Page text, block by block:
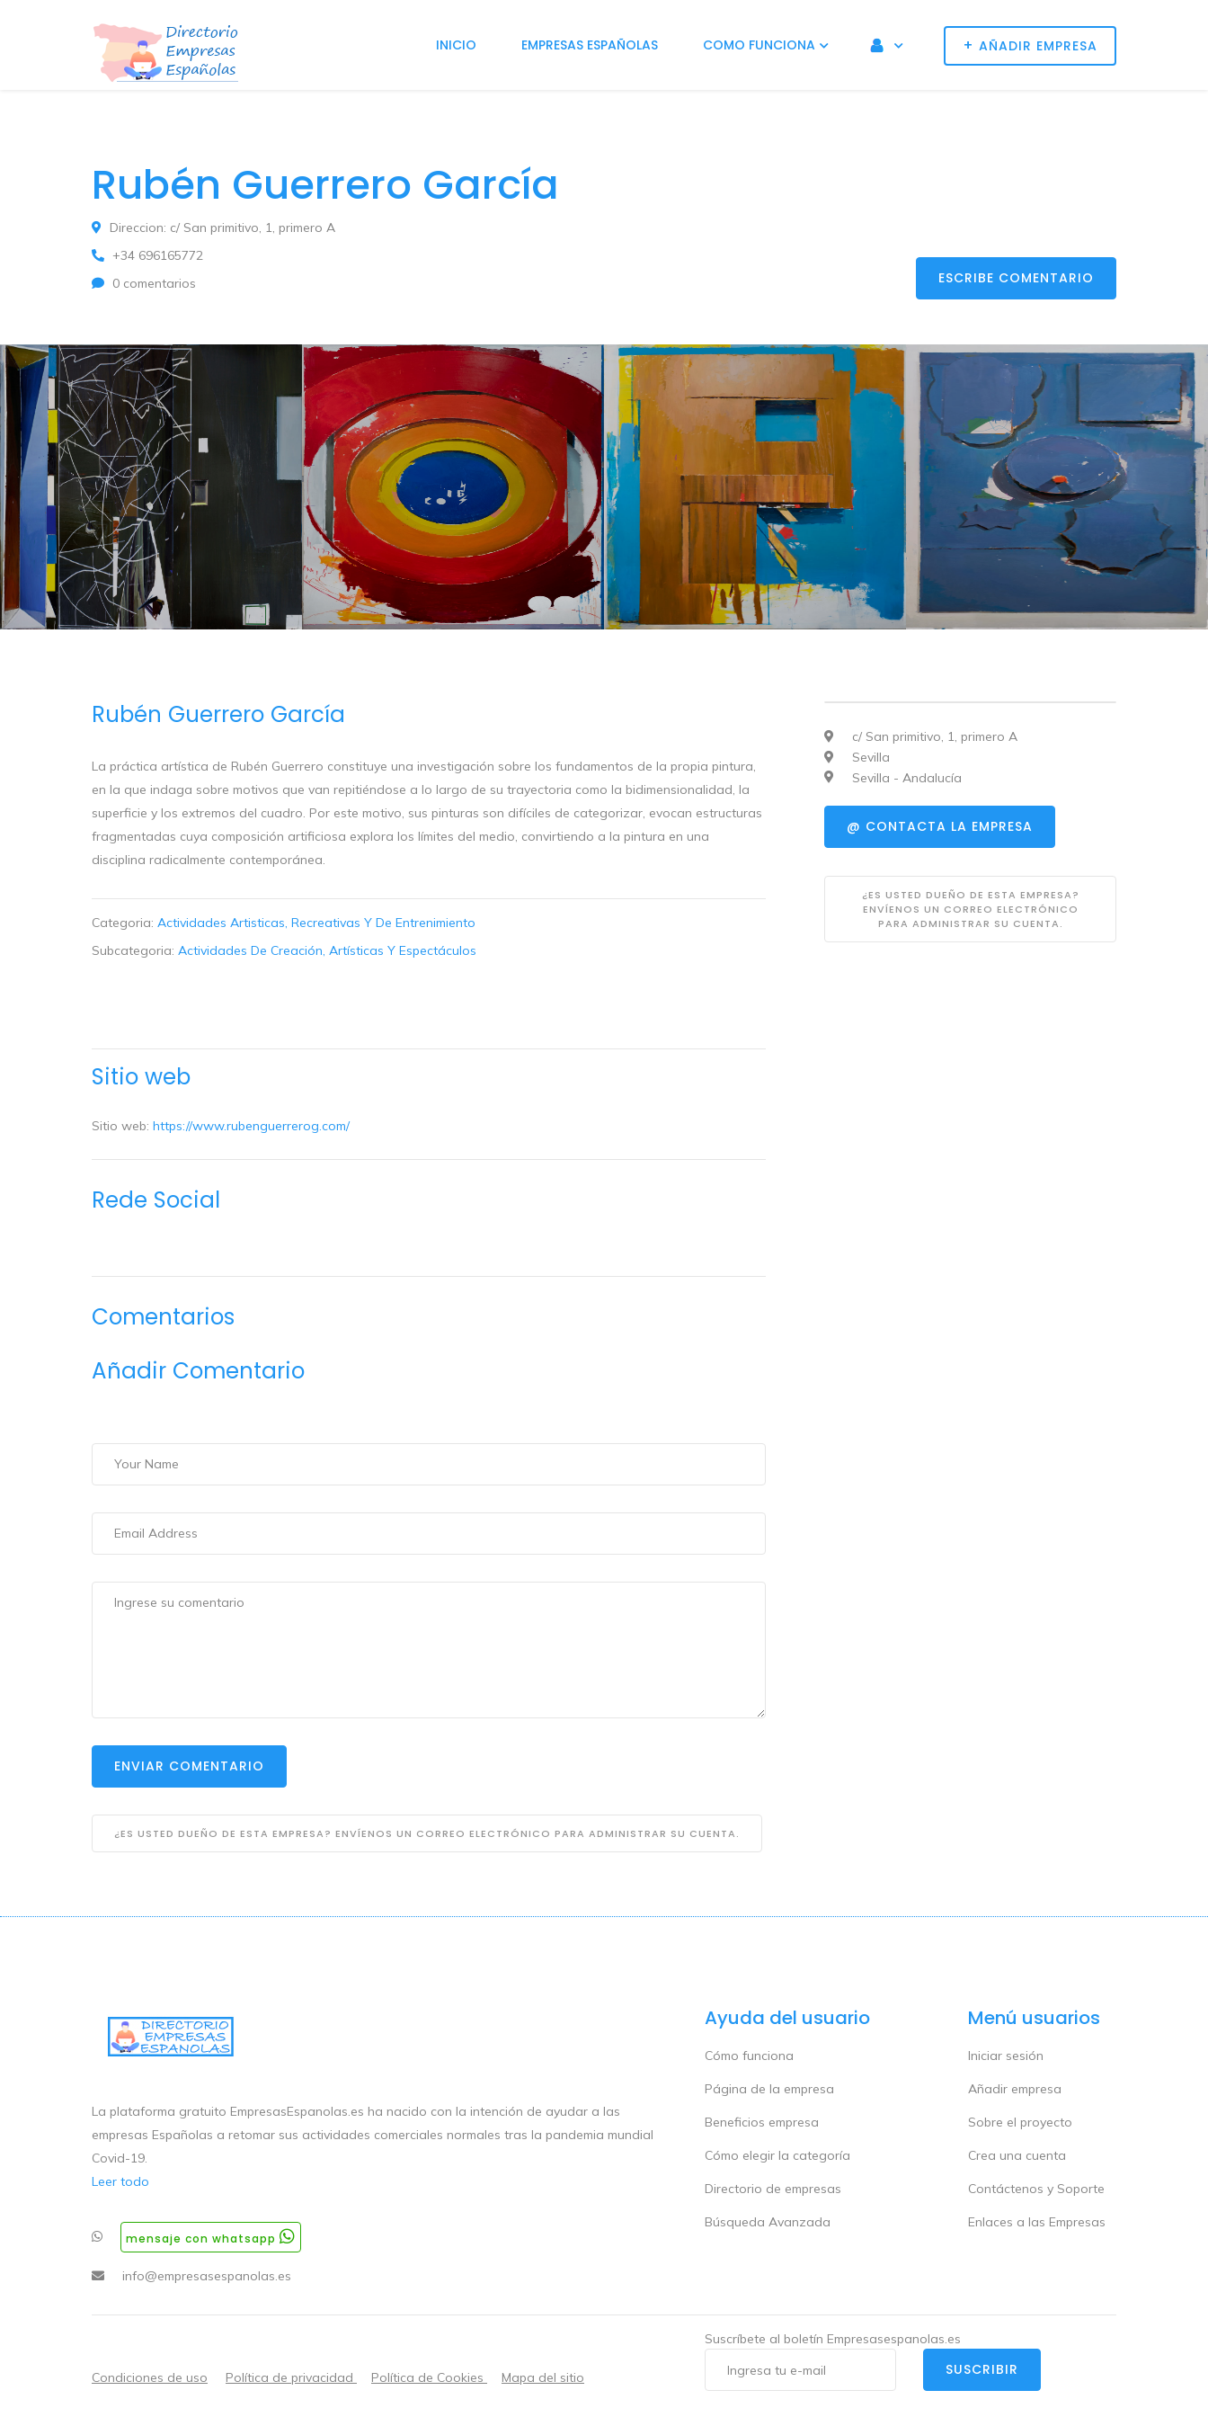
+ AÑADIR EMPRESA
INICIO EMPRESAS ESPAÑOLAS COMO FUNCIONA
Rubén Guerrero García
Direccion: c/ San primitivo, 1, primero A
+34 696165772
0 comentarios
ESCRIBE COMENTARIO
Rubén Guerrero García
La práctica artística de Rubén Guerrero constituye una investigación sobre los fundamentos de la propia pintura,
en la que indaga sobre motivos que van repitiéndose a lo largo de su trayectoria como la bidimensionalidad, la
superficie y los extremos del cuadro. Por este motivo, sus pinturas son difíciles de categorizar, evocan estructuras
fragmentadas cuya composición artificiosa explora los límites del medio, convirtiendo a la pintura en una
disciplina radicalmente contemporánea.
Categoria: Actividades Artisticas, Recreativas Y De Entrenimiento
Subcategoria: Actividades De Creación, Artísticas Y Espectáculos
Sitio web
Sitio web: https://www.rubenguerrerog.com/
Rede Social
Comentarios
Añadir Comentario
ENVIAR COMENTARIO
¿ES USTED DUEÑO DE ESTA EMPRESA? ENVÍENOS UN CORREO ELECTRÓNICO PARA ADMINISTRAR SU CUENTA.
c/ San primitivo, 1, primero A
Sevilla
Sevilla - Andalucía
@ CONTACTA LA EMPRESA
¿ES USTED DUEÑO DE ESTA EMPRESA?
ENVÍENOS UN CORREO ELECTRÓNICO
PARA ADMINISTRAR SU CUENTA.
La plataforma gratuito EmpresasEspanolas.es ha nacido con la intención de ayudar a las
empresas Españolas a retomar sus actividades comerciales normales tras la pandemia mundial
Covid-19.
Leer todo
mensaje con whatsapp
info@empresasespanolas.es
Ayuda del usuario
Cómo funciona
Página de la empresa
Beneficios empresa
Cómo elegir la categoría
Directorio de empresas
Búsqueda Avanzada
Menú usuarios
Iniciar sesión
Añadir empresa
Sobre el proyecto
Crea una cuenta
Contáctenos y Soporte
Enlaces a las Empresas
Suscríbete al boletín Empresasespanolas.es
Condiciones de uso Política de privacidad Política de Cookies Mapa del sitio SUSCRIBIR